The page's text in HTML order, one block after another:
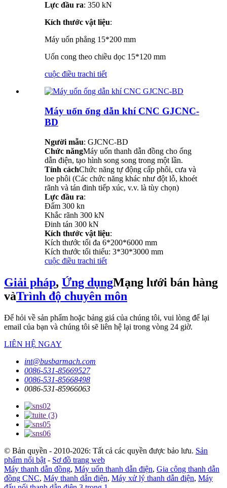
Lực đầu ra: 350 kN
Kích thước vật liệu:
Máy uốn phẳng 15*200 mm
Uốn cong theo chiều dọc 15*120 mm
cuộc điều trachi tiết
Máy uốn ống dẫn khí CNC GJCNC-
BD
Người mẫu: GJCNC-BD
Chức năngMáy uốn thanh dẫn đồng cho ống
dẫn điện, tạo hình song song trong một lần.
Tính cáchChức năng tự động cấp phôi, cưa và
loe phôi (Các chức năng khác như đột lỗ, khoét
rãnh và tán đinh tiếp xúc, v.v. là tùy chọn)
Lực đầu ra:
Đấm 300 kn
Khắc rãnh 300 kN
Đinh tán 300 kN
Kích thước vật liệu:
Kích thước tối đa 6*200*6000 mm
Kích thước tối thiểu: 3*30*3000 mm
cuộc điều trachi tiết
Giải pháp, Ứng dụngMạng lưới bán hàng
vàTrình độ chuyên môn
Để hỏi về sản phẩm hoặc bảng giá của chúng tôi, vui lòng để lại
email của bạn và chúng tôi sẽ liên hệ lại trong vòng 24 giờ.
LIÊN HỆ NGAY
int@busbarmach.com
0086-531-85669527
0086-531-85668498
0086-531-85966063
© Bản quyền - 2010-2026: Tất cả các quyền được bảo lưu. Sản
phẩm nổi bật - Sơ đồ trang web
Máy thanh dẫn đồng, Máy uốn thanh dẫn điện, Gia công thanh dẫn
đồng CNC, Máy thanh dẫn điện, Máy xử lý thanh dẫn điện, Máy